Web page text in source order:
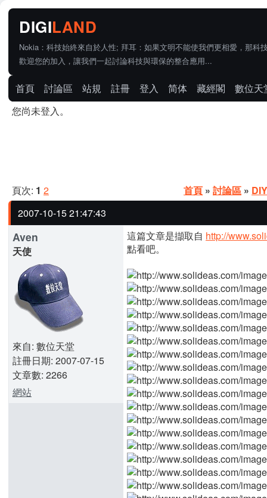
Nokia：科技始終來自於人性; 拜耳：如果文明不能使我們更相愛，那科
歡迎您的加入，讓我們一起討論科技與環保的整合應用...
首頁 討論區 站規 註冊 登入 简体 藏經閣
數位天
您尚未登入。
頁次: 1 2 首頁 » 討論區 »
2007-10-15 21:47:43
Aven
天使
來自: 數位天堂
註冊日期: 2007-07-15
文章數: 2266
網站
這篇文章是擷取自 http://
點看吧。